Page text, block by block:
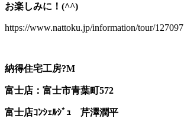
お楽しみに！(^^)
https://www.nattoku.jp/information/tour/127097
納得住宅工房?M
富士店：富士市青葉町572
富士店ｺﾝｼｪﾙｼﾞｭ 芹澤潤平